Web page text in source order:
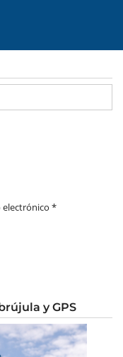
electrónico *
y GPS